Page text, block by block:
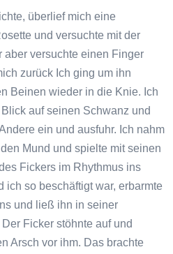
überlief mich eine
und versuchte mit der
versuchte einen Finger
zurück Ich ging um ihn
Beinen wieder in die Knie. Ich
auf seinen Schwanz und
ein und ausfuhr. Ich nahm
Mund und spielte mit seinen
Fickers im Rhythmus ins
ich so beschäftigt war, erbarmte
und ließ ihn in seiner
Ficker stöhnte auf und
Arsch vor ihm. Das brachte